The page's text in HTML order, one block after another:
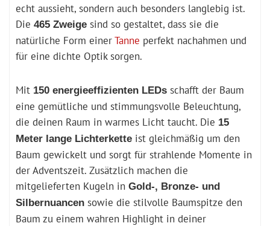
echt aussieht, sondern auch besonders langlebig ist.
Die 465 Zweige sind so gestaltet, dass sie die
natürliche Form einerTanne perfekt nachahmen und
für eine dichte Optik sorgen.
Mit 150 energieeffizienten LEDs schafft der Baum
eine gemütliche und stimmungsvolle Beleuchtung,
die deinen Raum in warmes Licht taucht. Die 15
Meter lange Lichterkette ist gleichmäßig um den
Baum gewickelt und sorgt für strahlende Momente in
der Adventszeit. Zusätzlich machen die
mitgelieferten Kugeln in Gold-, Bronze- und
Silbernuancen sowie die stilvolle Baumspitze den
Baum zu einem wahren Highlight in deiner